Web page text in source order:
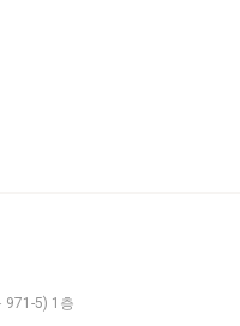
971-5) 1층